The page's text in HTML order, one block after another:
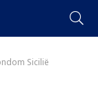
Sicilië